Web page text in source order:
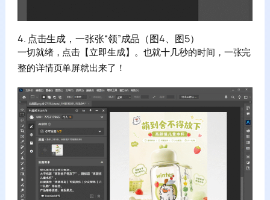
4. 点击生成，一张张“领”成品（图4、图5）
一切就绪，点击【立即生成】。也就十几秒的时间，一张完
整的详情页单屏就出来了！